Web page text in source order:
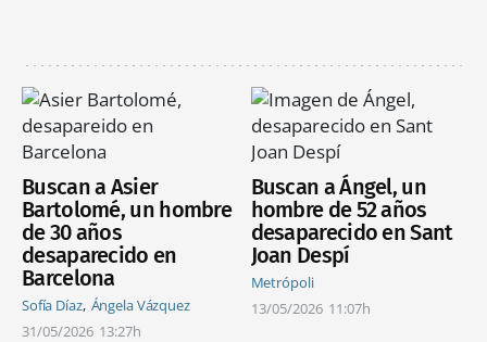
Buscan a Asier
Bartolomé, un hombre
de 30 años
desaparecido en
Barcelona
Sofía Díaz Ángela Vázquez
31/05/2026 13:27h
Buscan a Ángel, un
hombre de 52 años
desaparecido en Sant
Joan Despí
Metrópoli
13/05/2026 11:07h